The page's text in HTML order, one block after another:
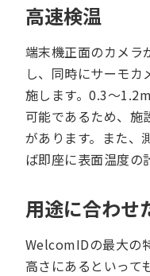
高速検温
端末機正面のカメラ
し、同時にサーモ
施します。0.3～
可能であるため、施
があります。また、
ば即座に表面温度の
用途に合わせ
WelcomIDの最大の
高さにあるといって